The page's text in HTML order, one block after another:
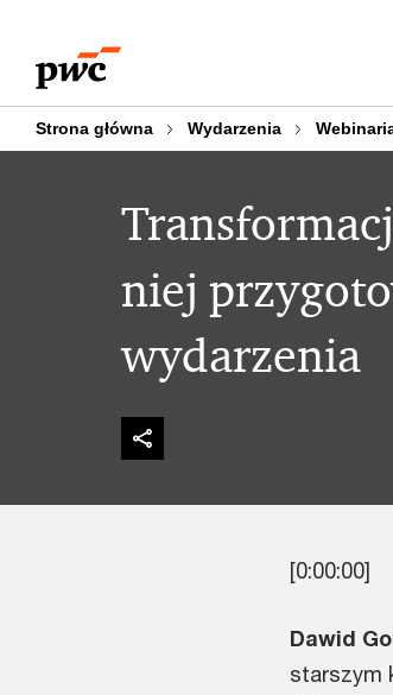
treści
stopki
Strona główna Wydarzenia
niej
wydarzenia
[0:00:00]
Dawid
starszym